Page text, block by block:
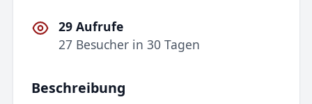
29 Aufrufe
27 Besucher in 30 Tagen
Beschreibung